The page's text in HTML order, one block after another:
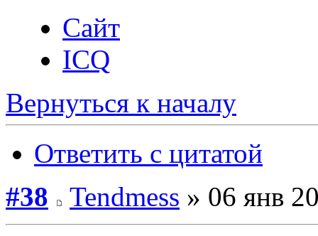
Сайт
ICQ
Вернуться к началу
Ответить с цитатой
#38
Tendmess » 06 янв